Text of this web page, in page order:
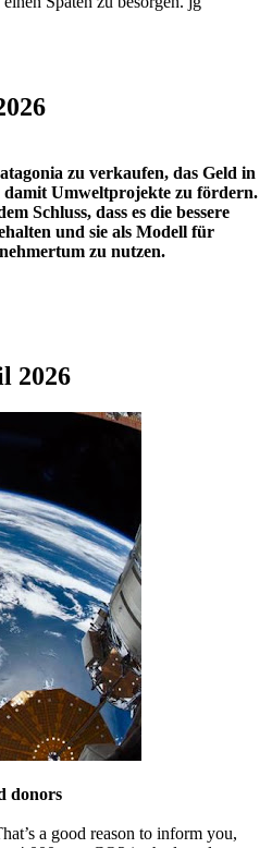
zu verkaufen, das Geld in
damit Umweltprojekte zu fördern.
Schluss, dass es die bessere
und sie als Modell für
zu nutzen.
2026
donors
a good reason to inform you,